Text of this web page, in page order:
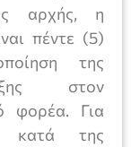
αρχής, η
πέντε (5)
της
στον
φορέα. Για
κατά της